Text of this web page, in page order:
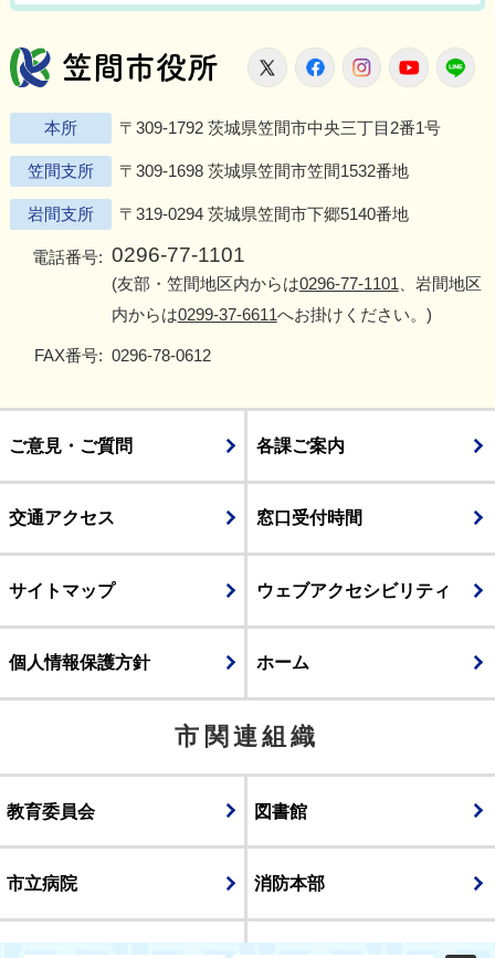
笠間市役所
X FacebookInstagram
本所 〒309-1792 茨城県笠間市中央三丁目2番1号
笠間支所 〒309-1698 茨城県笠間市笠間1532番地
岩間支所 〒319-0294 茨城県笠間市下郷5140番地
電話番号: 0296-77-1101
(友部・笠間地区内からは0296-77-1101 、岩間地区
内からは0299-37-6611へお掛けください。)
FAX番号: 0296-78-0612
ご意見・ご質問 各課ご案内
交通アクセス 窓口受付時間
サイトマップ ウェブアクセシビリティ
個人情報保護方針 ホーム
市関連組織
教育委員会 図書館
市立病院 消防本部